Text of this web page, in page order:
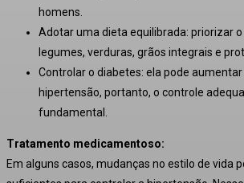
homens
Adotar uma dieta equilibrada: priorizar
legumes, verduras, grãos integrais e
Controlar o diabetes: ela pode aumentar
hipertensão, portanto, o controle
fundamental
Tratamento medicamentoso:
Em alguns casos, mudanças no estilo de vida